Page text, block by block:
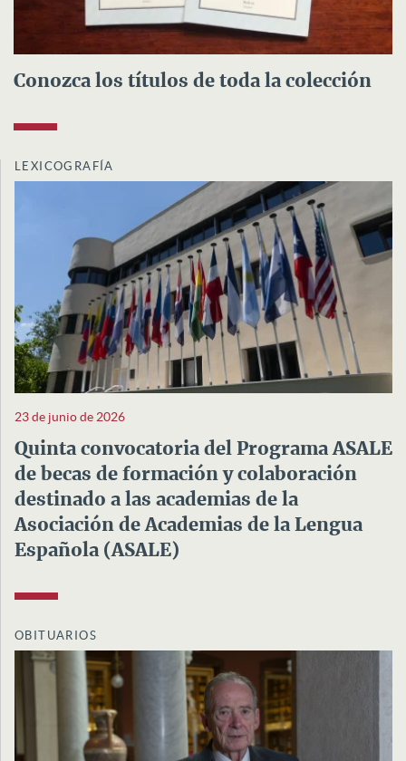
Conozca los títulos de toda la colección
LEXICOGRAFÍA
23 de junio de 2026
Quinta convocatoria del Programa ASALE
de becas de formación y colaboración
destinado a las academias de la
Asociación de Academias de la Lengua
Española (ASALE)
OBITUARIOS